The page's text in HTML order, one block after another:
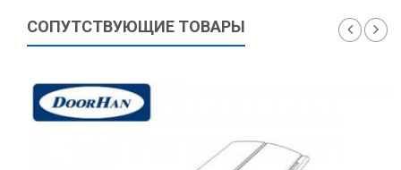
СОПУТСТВУЮЩИЕ ТОВАРЫ